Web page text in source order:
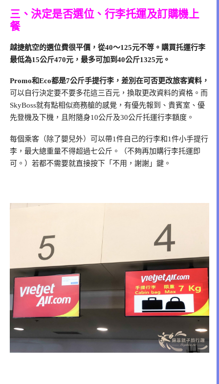
三、決定是否選位、行李托運及訂購機上
餐
越捷航空的選位費很平價，從40～125元不等。購買托運行李
最低為15公斤470元，最多可加到40公斤1325元。
Promo和Eco都是7公斤手提行李，差別在可否更改旅客資料，
可以自行決定要不要多花這三百元，換取更改資料的資格。而
SkyBoss就有點相似商務艙的感覺，有優先報到、貴賓室、優
先登機及下機，且附隨身10公斤及30公斤托運行李額度。
每個乘客（除了嬰兒外）可以帶1件自己的行李和1件小手提行
李，最大總重量不得超過七公斤。（不夠再加購行李托運即
可。）若都不需要就直接按下「不用，謝謝」鍵。